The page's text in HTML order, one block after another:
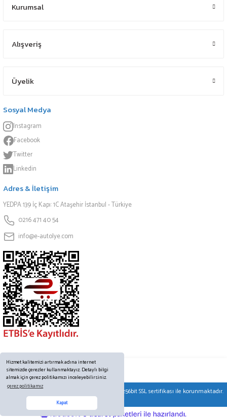
Hizmet kalitemizi artırmak adına internet
sitemizde çerezler kullanmaktayız. Detaylı bilgi
almak için çerez politikamızı inceleyebilirsiniz.
çerez politikamız
Kapat
Online Destek
Kurumsal
Alışveriş
Üyelik
Sosyal Medya
Instagram
Facebook
Twitter
Linkedin
Adres & İletişim
YEDPA 139 İç Kapı: 1C Ataşehir İstanbul - Türkiye
0216 471 40 54
info@e-autolye.com
© Tüm hakları saklıdır. Kredi kartı bilgileriniz 256bit SSL sertifikası ile korunmaktadır.
e-